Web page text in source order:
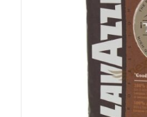
Lavazza Tierra 1kg